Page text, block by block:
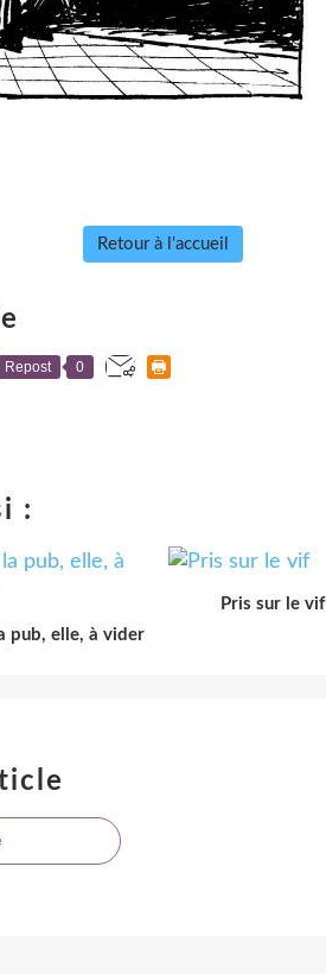
Retour à l'accueil
Repost 0
:
pub, elle, à vider
Pris sur le vif